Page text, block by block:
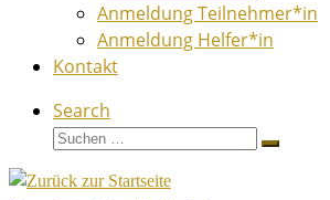
Anmeldung Teilnehmer*in
Anmeldung Helfer*in
Kontakt
Search
Suche
Suchen …